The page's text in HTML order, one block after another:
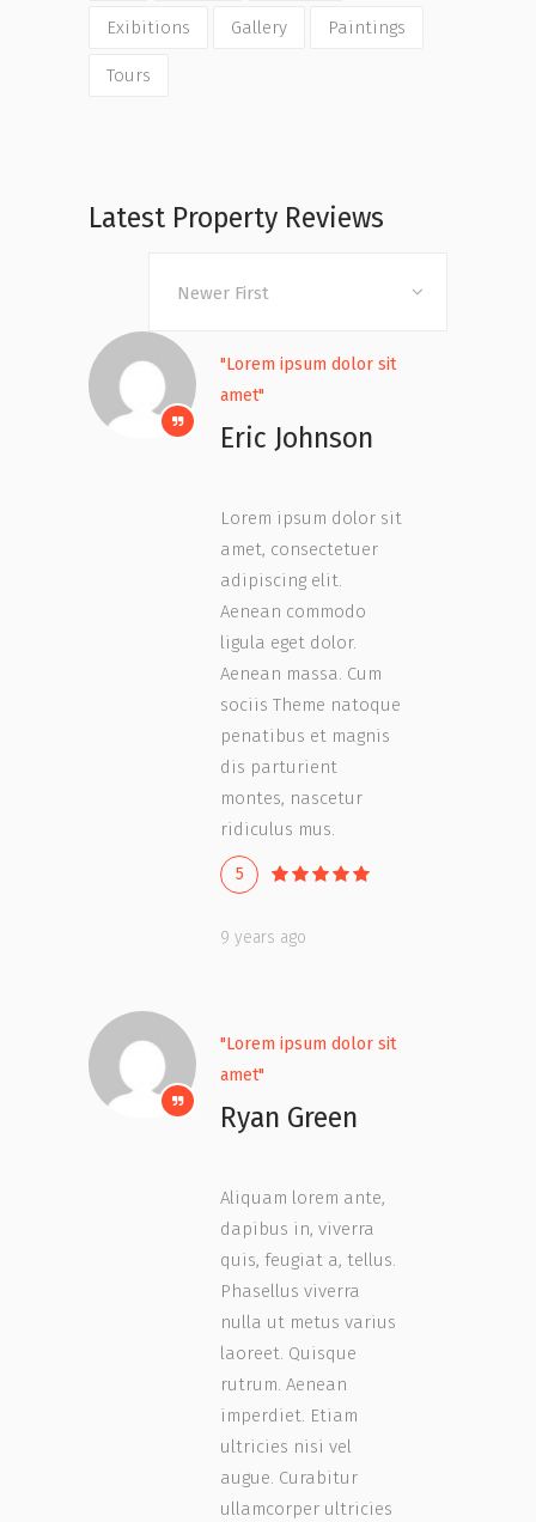
Exibitions Gallery Paintings
Tours
Latest Property Reviews
Newer First
"Lorem ipsum dolor sit
amet"
Eric Johnson
Lorem ipsum dolor sit
amet, consectetuer
adipiscing elit.
Aenean commodo
ligula eget dolor.
Aenean massa. Cum
sociis Theme natoque
penatibus et magnis
dis parturient
montes, nascetur
ridiculus mus.
5
9 years ago
"Lorem ipsum dolor sit
amet"
Ryan Green
Aliquam lorem ante,
dapibus in, viverra
quis, feugiat a, tellus.
Phasellus viverra
nulla ut metus varius
laoreet. Quisque
rutrum. Aenean
imperdiet. Etiam
ultricies nisi vel
augue. Curabitur
ullamcorper ultricies